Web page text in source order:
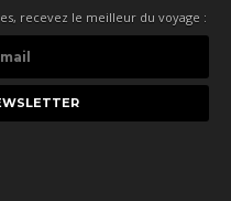
recevez le meilleur du voyage :